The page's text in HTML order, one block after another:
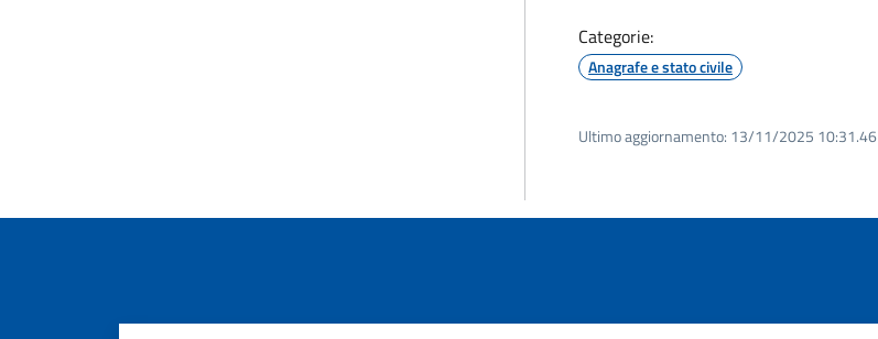
Categorie:
Anagrafe e stato civile
Ultimo aggiornamento: 13/11/2025 10:31.46